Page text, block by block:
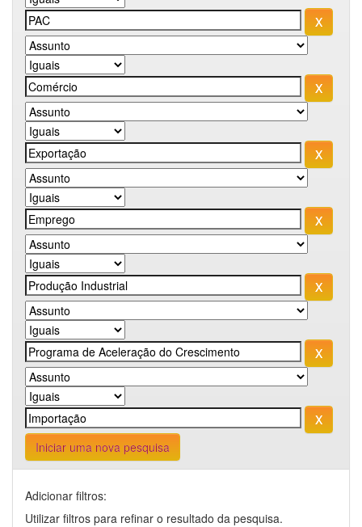
Iniciar uma nova pesquisa
Adicionar filtros:
Utilizar filtros para refinar o resultado da pesquisa.